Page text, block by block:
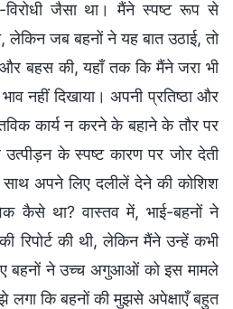
जैसा था। मैंने स्पष्ट रूप से
लेकिन जब बहनों ने यह बात उठाई, तो
और बहस की, यहाँ तक कि मैंने जरा भी
नहीं दिखाया। अपनी प्रतिष्ठा और
कार्य न करने के बहाने के तौर पर
उत्पीड़न के स्पष्ट कारण पर जोर देती
साथ अपने लिए दलीलें देने की कोशिश
कैसे था? वास्तव में, भाई-बहनों ने
रिपोर्ट की थी, लेकिन मैंने उन्हें कभी
बहनों ने उच्च अगुआओं को इस मामले
लगा कि बहनों की मुझसे अपेक्षाएँ बहुत